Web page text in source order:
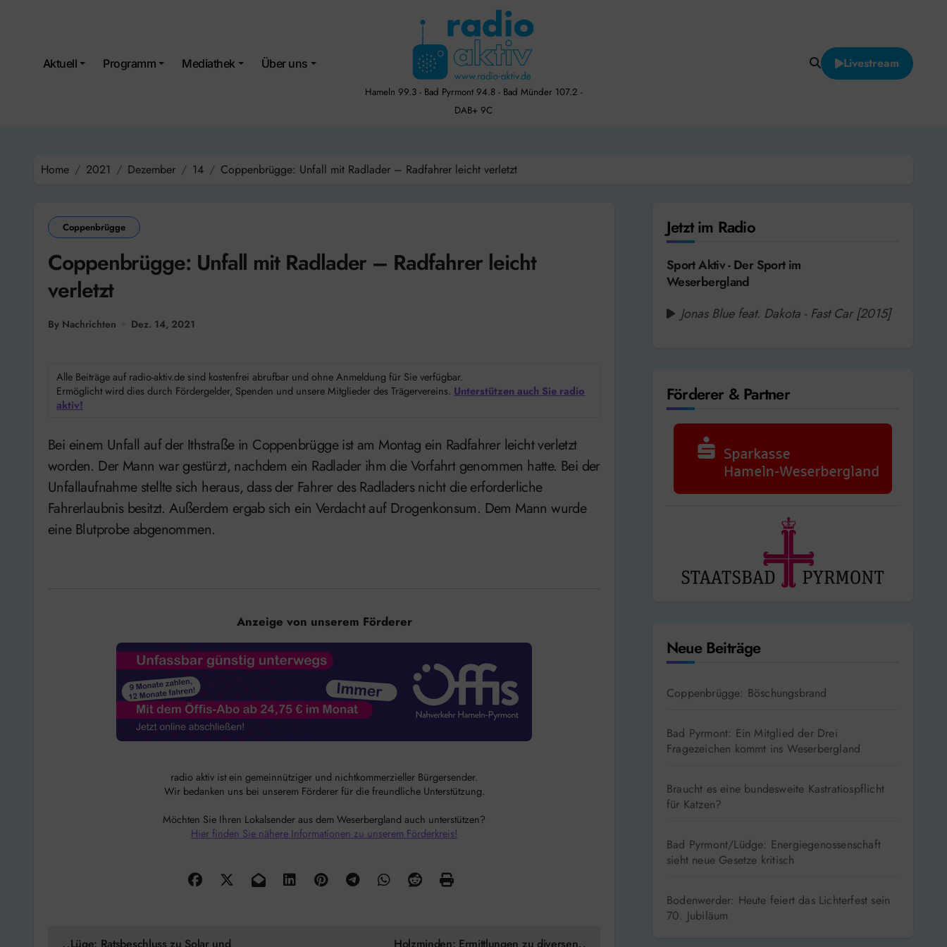
Aktuell Programm Mediathek Über uns
Hameln 99.3 - Bad Pyrmont 94.8 - Bad Münder 107.2 -
DAB+ 9C
Livestream
Home 2021 Dezember 14 Coppenbrügge: Unfall mit Radlader – Radfahrer leicht verletzt
Coppenbrügge
Coppenbrügge: Unfall mit Radlader – Radfahrer leicht
verletzt
By Nachrichten Dez. 14, 2021
Alle Beiträge auf radio-aktiv.de sind kostenfrei abrufbar und ohne Anmeldung für Sie verfügbar.
Ermöglicht wird dies durch Fördergelder, Spenden und unsere Mitglieder des Trägervereins. Unterstützen auch Sie radio
aktiv!
Bei einem Unfall auf der Ithstraße in Coppenbrügge ist am Montag ein Radfahrer leicht verletzt
worden. Der Mann war gestürzt, nachdem ein Radlader ihm die Vorfahrt genommen hatte. Bei der
Unfallaufnahme stellte sich heraus, dass der Fahrer des Radladers nicht die erforderliche
Fahrerlaubnis besitzt. Außerdem ergab sich ein Verdacht auf Drogenkonsum. Dem Mann wurde
eine Blutprobe abgenommen.
Anzeige von unserem Förderer
radio aktiv ist ein gemeinnütziger und nichtkommerzieller Bürgersender.
Wir bedanken uns bei unserem Förderer für die freundliche Unterstützung.
Möchten Sie Ihren Lokalsender aus dem Weserbergland auch unterstützen?
Hier finden Sie nähere Informationen zu unserem Förderkreis!
Beitragsnavigation
Lüge: Ratsbeschluss zu Solar und
Holzminden: Ermittlungen zu diversen
Jetzt im Radio
Sport Aktiv - Der Sport im
Weserbergland
Jonas Blue feat. Dakota - Fast Car [2015]
Förderer & Partner
Neue Beiträge
Coppenbrügge: Böschungsbrand
Bad Pyrmont: Ein Mitglied der Drei
Fragezeichen kommt ins Weserbergland
Braucht es eine bundesweite Kastratiospflicht
für Katzen?
Bad Pyrmont/Lüdge: Energiegenossenschaft
sieht neue Gesetze kritisch
Bodenwerder: Heute feiert das Lichterfest sein
70. Jubiläum